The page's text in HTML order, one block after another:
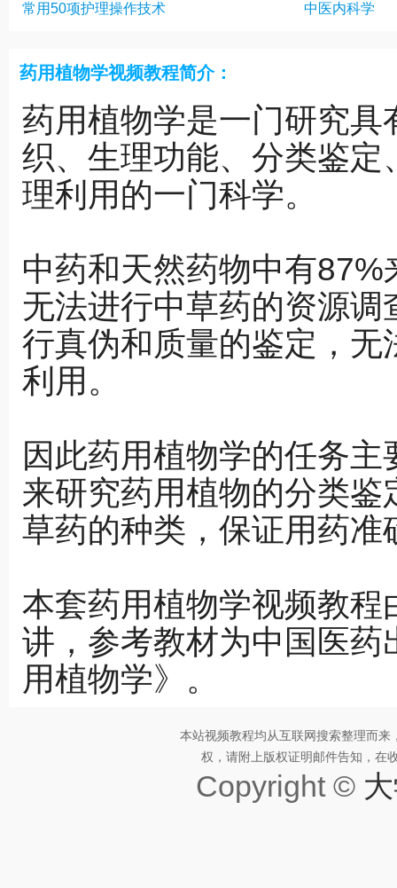
常用50项护理操作技术
中医内科学
药用植物学视频教程简介：
药用植物学是一门研究
织、生理功能、分类鉴
理利用的一门科学。
中药和天然药物中有
无法进行中草药的资源
行真伪和质量的鉴定，
利用。
因此药用植物学的任务
来研究药用植物的分类
草药的种类，保证用药准
本套药用植物学视频教
讲，参考教材为中国医
用植物学》。
本站视频教程均从互联网搜索整理而
权，请附上版权证明邮件告知，在
Copyright ©